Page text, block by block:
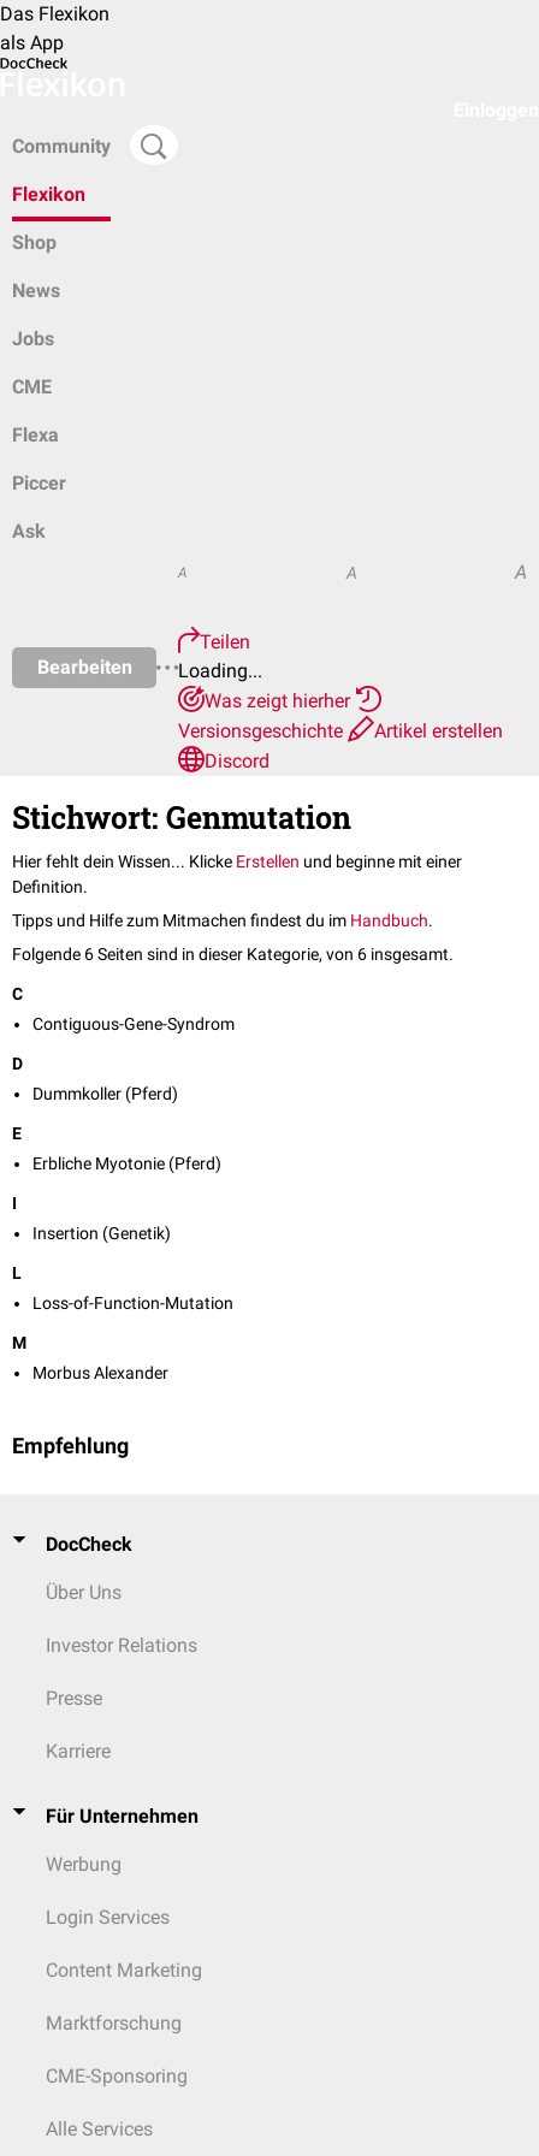
Das Flexikon
als App
Community
Flexikon
Shop
News
Jobs
CME
Flexa
Piccer
Ask
Bearbeiten
A A A
Teilen
Loading...
Was zeigt hierher
Versionsgeschichte
Artikel erstellen
Discord
Stichwort: Genmutation
Hier fehlt dein Wissen... Klicke Erstellen und beginne mit einer
Definition.
Tipps und Hilfe zum Mitmachen findest du im Handbuch.
Folgende 6 Seiten sind in dieser Kategorie, von 6 insgesamt.
C
Contiguous-Gene-Syndrom
D
Dummkoller (Pferd)
E
Erbliche Myotonie (Pferd)
I
Insertion (Genetik)
L
Loss-of-Function-Mutation
M
Morbus Alexander
Empfehlung
DocCheck
Über Uns
Investor Relations
Presse
Karriere
Für Unternehmen
Werbung
Login Services
Content Marketing
Marktforschung
CME-Sponsoring
Alle Services